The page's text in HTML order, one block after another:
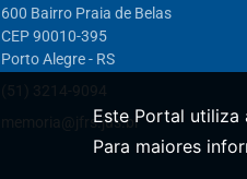
600 Bairro Praia de Belas
CEP 90010-395
Porto Alegre - RS
memoria@jfrs.jus.brEste Portal
Para maiores